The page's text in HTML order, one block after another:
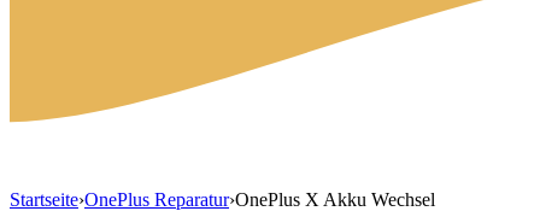
Startseite›OnePlus Reparatur›OnePlus X Akku Wechsel